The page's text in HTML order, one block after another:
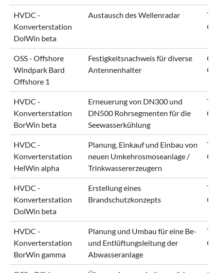
HVDC -
Konverterstation
DolWin beta
Austausch des Wellenradar
OSS - Offshore
Windpark Bard
Offshore 1
Festigkeitsnachweis für diverse
Antennenhalter
HVDC -
Konverterstation
BorWin beta
Erneuerung von DN300 und
DN500 Rohrsegmenten für die
Seewasserkühlung
HVDC -
Konverterstation
HelWin alpha
Planung, Einkauf und Einbau von
neuen Umkehrosmoseanlage /
Trinkwassererzeugern
HVDC -
Konverterstation
DolWin beta
Erstellung eines
Brandschutzkonzepts
HVDC -
Konverterstation
BorWin gamma
Planung und Umbau für eine Be-
und Entlüftungsleitung der
Abwasseranlage